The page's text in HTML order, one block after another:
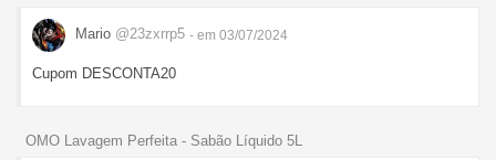
Mario @23zxrrp5 - em 03/07/2024
Cupom DESCONTA20
OMO Lavagem Perfeita - Sabão Líquido 5L